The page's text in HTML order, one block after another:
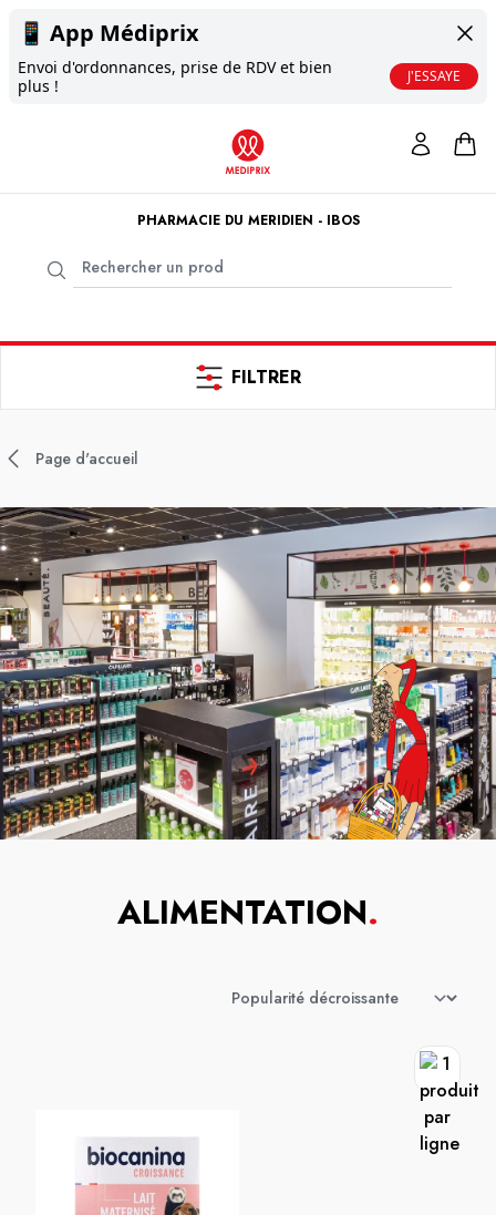
📱 App Médiprix
Envoi d'ordonnances, prise de RDV et bien
plus !
J'ESSAYE
PHARMACIE DU MERIDIEN - IBOS
FILTRER
Page d'accueil
ALIMENTATION.